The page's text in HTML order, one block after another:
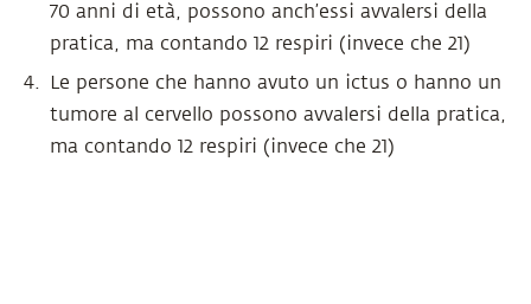
70 anni di età, possono anch’essi avvalersi della
pratica, ma contando 12 respiri (invece che 21)
Le persone che hanno avuto un ictus o hanno un
tumore al cervello possono avvalersi della pratica,
ma contando 12 respiri (invece che 21)